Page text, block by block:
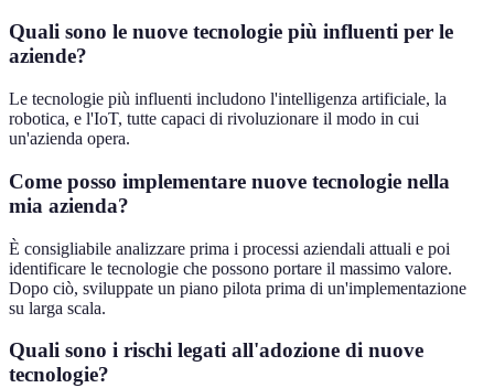
Quali sono le nuove tecnologie più influenti per le
aziende?
Le tecnologie più influenti includono l'intelligenza artificiale, la
robotica, e l'IoT, tutte capaci di rivoluzionare il modo in cui
un'azienda opera.
Come posso implementare nuove tecnologie nella
mia azienda?
È consigliabile analizzare prima i processi aziendali attuali e poi
identificare le tecnologie che possono portare il massimo valore.
Dopo ciò, sviluppate un piano pilota prima di un'implementazione
su larga scala.
Quali sono i rischi legati all'adozione di nuove
tecnologie?